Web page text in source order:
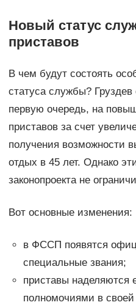
Новый статус
приставов
В чем будут состоять
статуса службы?
первую очередь, на
приставов за счет
получения возможности
отдых в 45 лет. Однако
законопроекта не
Вот основные изменения:
в ФССП появятся
специальные звания;
приставы наделяются
полномочиями в